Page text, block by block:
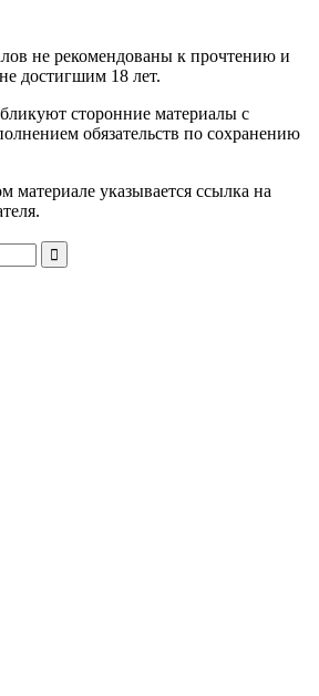
не рекомендованы к прочтению и
достигшим 18 лет.
сторонние материалы с
обязательств по сохранению
указывается ссылка на